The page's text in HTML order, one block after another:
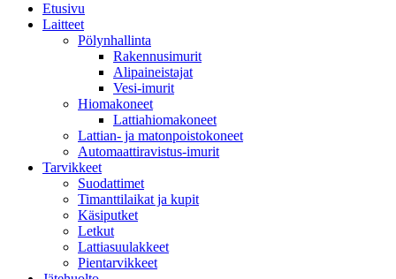
Etusivu
Laitteet
Pölynhallinta
Rakennusimurit
Alipaineistajat
Vesi-imurit
Hiomakoneet
Lattiahiomakoneet
Lattian- ja matonpoistokoneet
Automaattiravistus-imurit
Tarvikkeet
Suodattimet
Timanttilaikat ja kupit
Käsiputket
Letkut
Lattiasuulakkeet
Pientarvikkeet